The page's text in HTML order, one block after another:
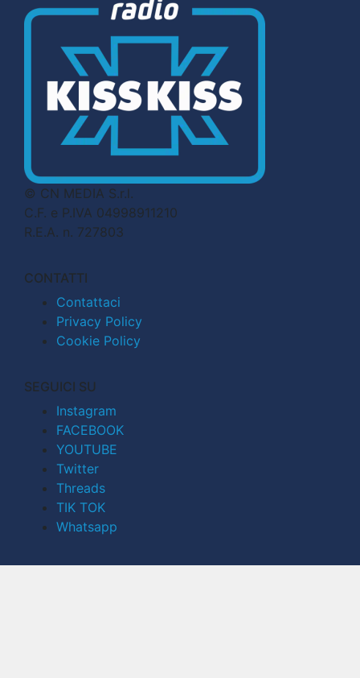
© CN MEDIA S.r.l.
C.F. e P.IVA 04998911210
R.E.A. n. 727803
CONTATTI
Contattaci
Privacy Policy
Cookie Policy
SEGUICI SU
Instagram
FACEBOOK
YOUTUBE
Twitter
Threads
TIK TOK
Whatsapp